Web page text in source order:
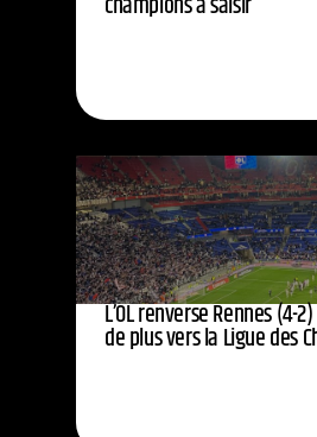
L’OL renverse Rennes (4-
de plus vers la Ligue des